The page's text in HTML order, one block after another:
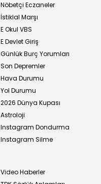
Nöbetçi Eczaneler
İstiklal Marşı
E Okul VBS
E Devlet Giriş
Günlük Burç Yorumları
Son Depremler
Hava Durumu
Yol Durumu
2026 Dünya Kupası
Astroloji
Instagram Dondurma
Instagram Silme
Video Haberler